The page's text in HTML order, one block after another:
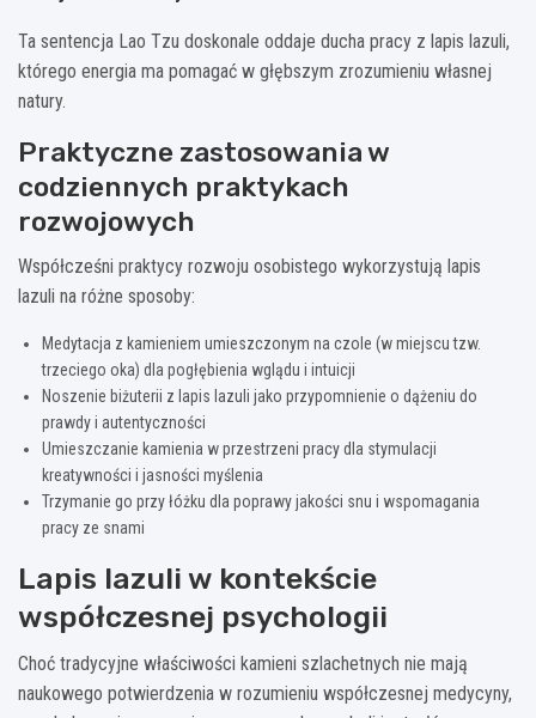
Ta sentencja Lao Tzu doskonale oddaje ducha pracy z lapis lazuli,
którego energia ma pomagać w głębszym zrozumieniu własnej
natury.
Praktyczne zastosowania w
codziennych praktykach
rozwojowych
Współcześni praktycy rozwoju osobistego wykorzystują lapis
lazuli na różne sposoby:
Medytacja z kamieniem umieszczonym na czole (w miejscu tzw.
trzeciego oka) dla pogłębienia wglądu i intuicji
Noszenie biżuterii z lapis lazuli jako przypomnienie o dążeniu do
prawdy i autentyczności
Umieszczanie kamienia w przestrzeni pracy dla stymulacji
kreatywności i jasności myślenia
Trzymanie go przy łóżku dla poprawy jakości snu i wspomagania
pracy ze snami
Lapis lazuli w kontekście
współczesnej psychologii
Choć tradycyjne właściwości kamieni szlachetnych nie mają
naukowego potwierdzenia w rozumieniu współczesnej medycyny,